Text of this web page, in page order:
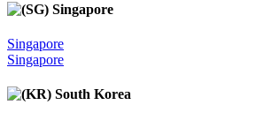
Singapore
Singapore
Singapore
South Korea